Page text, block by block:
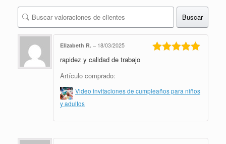
Buscar
Elizabeth R. – 18/03/2025
rapidez y calidad de trabajo
Artículo comprado:
Video invitaciones de cumpleaños para niños
y adultos